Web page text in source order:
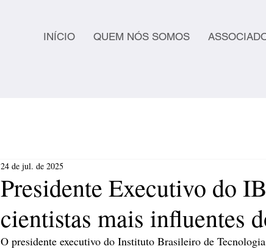
INÍCIO QUEM NÓS SOMOS
Presidente Executivo do
cientistas mais influentes
24 de jul. de 2025
O presidente executivo do Instituto Brasileiro de